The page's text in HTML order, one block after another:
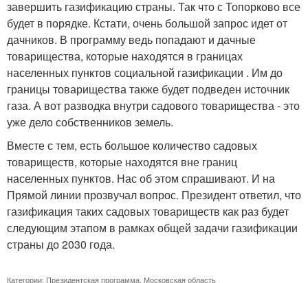
завершить газификацию страны. Так что с Топорково все
будет в порядке. Кстати, очень большой запрос идет от
дачников. В программу ведь попадают и дачные
товарищества, которые находятся в границах
населенных пунктов социальной газификации . Им до
границы товарищества также будет подведен источник
газа. А вот разводка внутри садового товарищества - это
уже дело собственников земель.
Вместе с тем, есть большое количество садовых
товариществ, которые находятся вне границ
населенных пунктов. Нас об этом спрашивают. И на
Прямой линии прозвучал вопрос. Президент ответил, что
газификация таких садовых товариществ как раз будет
следующим этапом в рамках общей задачи газификации
страны до 2030 года.
Категории: Президентская программа Московская область